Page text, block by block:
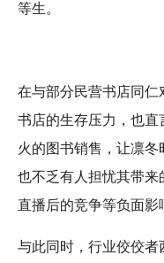
等生。
在与部分民营书店同
书店的生存压力，也直
火的图书销售，让凛冬
也不乏有人担忧其带来
直播后的竞争等负面影
与此同时，行业佼佼